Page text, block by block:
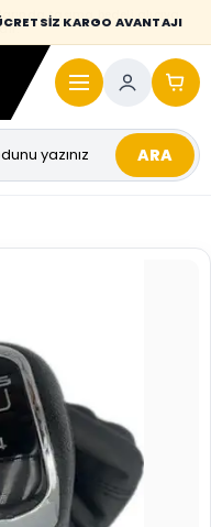
KARGO AVANTAJI
taşıma bedeli alıcıya
ARA